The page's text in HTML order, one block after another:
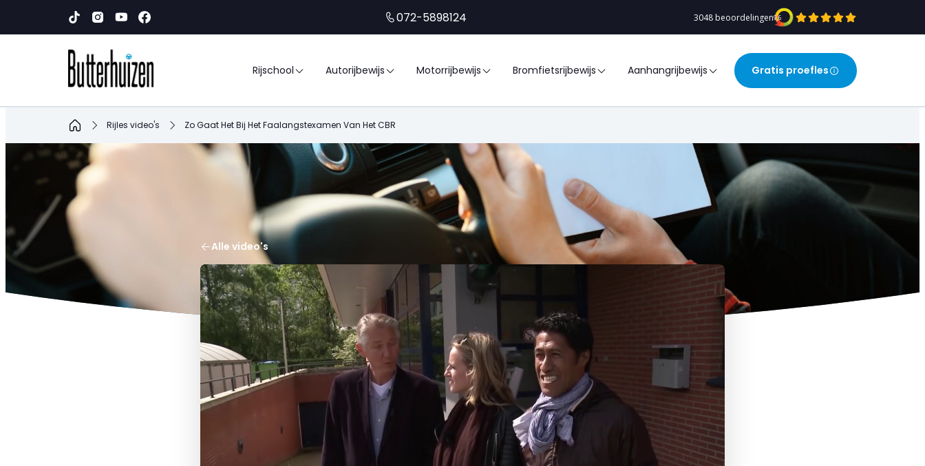
072-5898124 3048 beoordelingen9,6
Rijschool Autorijbewijs Motorrijbewijs Bromfietsrijbewijs Aanhangrijbewijs Gratis proefles
Home Rijles video's Zo Gaat Het Bij Het Faalangstexamen Van Het CBR
Alle video's